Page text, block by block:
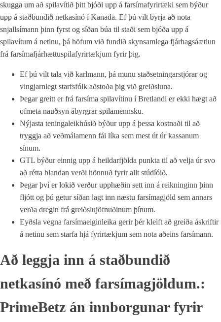
skugga um að spilavítið þitt bjóði upp á farsímafyrirtæki sem býður
upp á staðbundið netkasínó í Kanada. Ef þú vilt byrja að nota
snjallsímann þinn fyrst og síðan búa til staði sem bjóða upp á
spilavítum á netinu, þá höfum við fundið skynsamlega fjárhagsáætlun
frá farsímafjárhættuspilafyrirtækjum fyrir þig.
Ef þú vilt tala við karlmann, þá munu staðsetningarstjórar og
vingjarnlegt starfsfólk aðstoða þig við greiðsluna.
Þegar greitt er frá farsíma spilavítinu í Bretlandi er ekki hægt að
ofmeta nauðsyn ábyrgrar spilamennsku.
Nýjasta teningaleikhúsið býður upp á þessa kostnaði til að
tryggja að veðmálamenn fái líka sem mest út úr kassanum
sínum.
GTL býður einnig upp á heildarfjölda punkta til að velja úr svo
að rétta blandan verði hönnuð fyrir allt stúdíóið.
Þegar því er lokið verður upphæðin sett inn á reikninginn þinn
fljótt og þú getur síðan lagt inn næstu farsímagjöld sem annars
verða dregin frá greiðslujöfnuðinum þínum.
Eyðsla vegna farsímaeiginleika gerir þér kleift að greiða áskriftir
á netinu sem starfa hjá fyrirtækjum sem nota aðeins farsímann.
Að leggja inn á staðbundið
netkasínó með farsímagjöldum.:
PrimeBetz án innborgunar fyrir